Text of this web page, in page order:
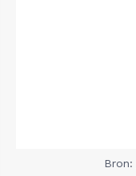
Bron: